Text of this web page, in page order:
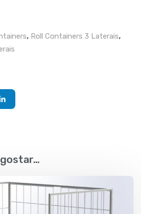
, Roll Containers 3 Laterais,